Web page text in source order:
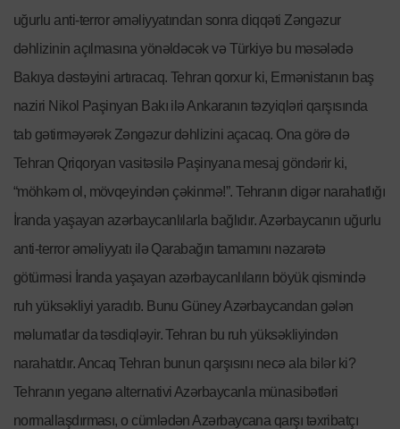
uğurlu anti-terror əməliyyatından sonra diqqəti Zəngəzur
dəhlizinin açılmasına yönəldəcək və Türkiyə bu məsələdə
Bakıya dəstəyini artıracaq. Tehran qorxur ki, Ermənistanın baş
naziri Nikol Paşinyan Bakı ilə Ankaranın təzyiqləri qarşısında
tab gətirməyərək Zəngəzur dəhlizini açacaq. Ona görə də
Tehran Qriqoryan vasitəsilə Paşinyana mesaj göndərir ki,
“möhkəm ol, mövqeyindən çəkinmə!”. Tehranın digər narahatlığı
İranda yaşayan azərbaycanlılarla bağlıdır. Azərbaycanın uğurlu
anti-terror əməliyyatı ilə Qarabağın tamamını nəzarətə
götürməsi İranda yaşayan azərbaycanlıların böyük qismində
ruh yüksəkliyi yaradıb. Bunu Güney Azərbaycandan gələn
məlumatlar da təsdiqləyir. Tehran bu ruh yüksəkliyindən
narahatdır. Ancaq Tehran bunun qarşısını necə ala bilər ki?
Tehranın yeganə alternativi Azərbaycanla münasibətləri
normallaşdırması, o cümlədən Azərbaycana qarşı təxribatçı